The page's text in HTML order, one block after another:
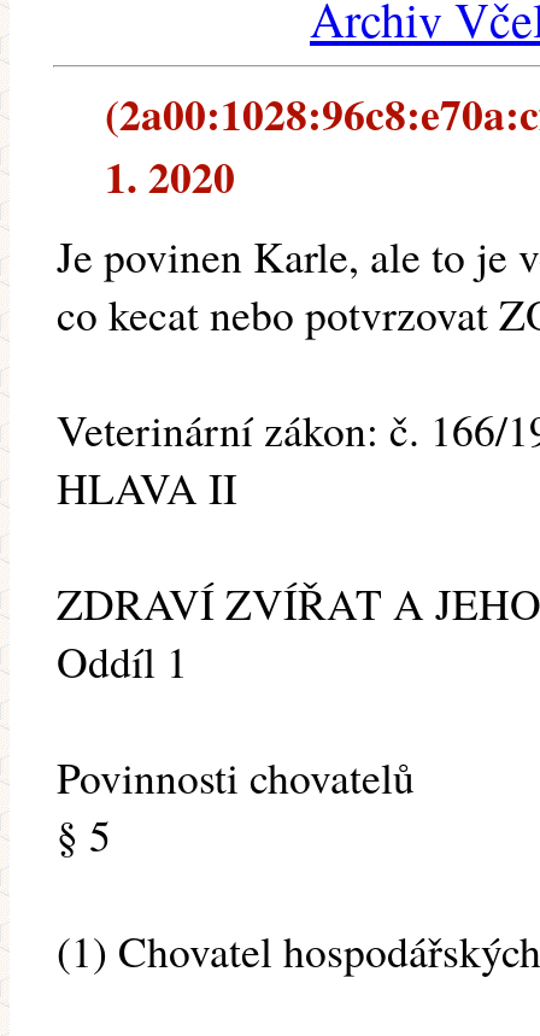
Archiv
1. 2020
Je povinen Karle, ale to je
co kecat nebo potvrzovat
Veterinární zákon: č. 166/
HLAVA II
ZDRAVÍ ZVÍŘAT A
Oddíl 1
Povinnosti chovatelů
§ 5
(1) Chovatel